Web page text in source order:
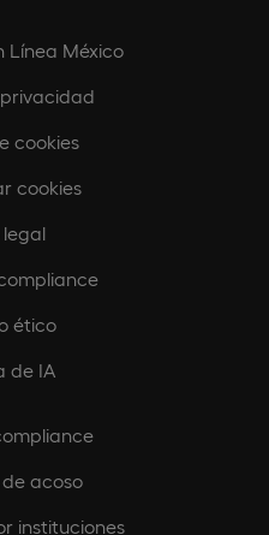
Línea México
cookies
cookies
legal
ético
de IA
acoso
instituciones